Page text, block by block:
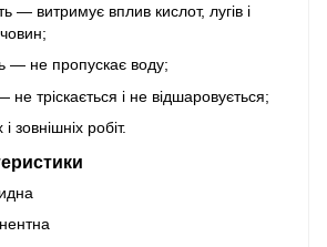
— витримує вплив кислот, лугів і
— не пропускає воду;
не тріскається і не відшаровується;
зовнішніх робіт.